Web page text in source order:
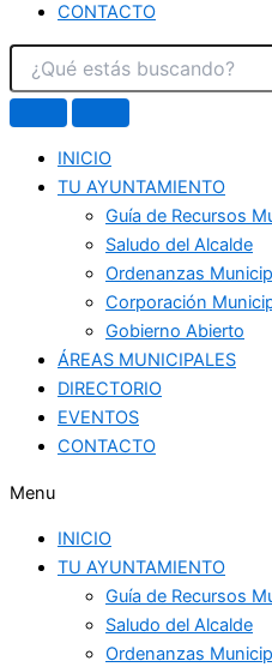
CONTACTO
INICIO
TU AYUNTAMIENTO
Guía de Recursos
Saludo del Alcalde
Ordenanzas
Corporación
Gobierno Abierto
ÁREAS MUNICIPALES
DIRECTORIO
EVENTOS
CONTACTO
Menu
INICIO
TU AYUNTAMIENTO
Guía de Recursos
Saludo del Alcalde
Ordenanzas